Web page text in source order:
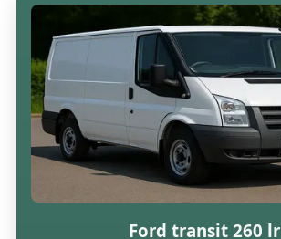
Ford transit 260 lr